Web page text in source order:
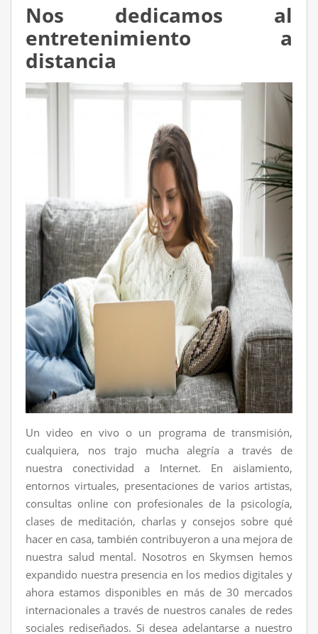
Nos dedicamos al
entretenimiento a
distancia
Un video en vivo o un programa de transmisión,
cualquiera, nos trajo mucha alegría a través de
nuestra conectividad a Internet. En aislamiento,
entornos virtuales, presentaciones de varios artistas,
consultas online con profesionales de la psicología,
clases de meditación, charlas y consejos sobre qué
hacer en casa, también contribuyeron a una mejora de
nuestra salud mental. Nosotros en Skymsen hemos
expandido nuestra presencia en los medios digitales y
ahora estamos disponibles en más de 30 mercados
internacionales a través de nuestros canales de redes
sociales rediseñados. Si desea adelantarse a nuestro